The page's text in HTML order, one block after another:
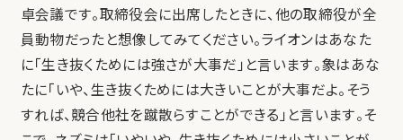
卓会議です。取締役会に出席したときに、他の取締役が全
員動物だったと想像してみてください。ライオンはあなた
に「生き抜くためには強さが大事だ」と言います。象はあな
たに「いや、生き抜くためには大きいことが大事だよ。そう
すれば、競合他社を蹴散らすことができる」と言います。そ